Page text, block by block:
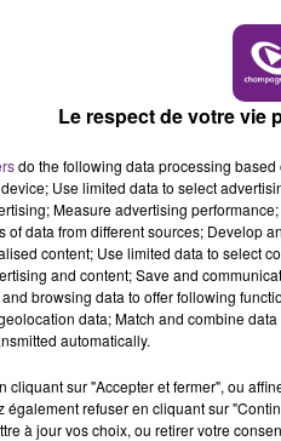
LE MAGASIN
SES PORTES
C'était l'une des
rémois. Le magasin
fermer ses portes.
Le respect de votre vie
do the following data processing
Use limited data to select
Measure advertising
of data from different sources; Develop
content; Use limited data to select
and content; Save and
browsing data to offer following
data; Match and combine
automatically.
cliquant sur "Accepter et fermer", ou
également refuser en cliquant sur
à jour vos choix, ou retirer votre